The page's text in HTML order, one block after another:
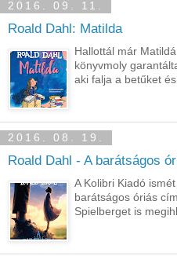
2016. 09. 11.
Roald Dahl: Matilda
Hallottál már
könyvmoly
aki falja a betűket és
2016. 08. 19.
Roald Dahl - A barátságos
A Kolibri Kiadó
barátságos óriás
Spielberget is